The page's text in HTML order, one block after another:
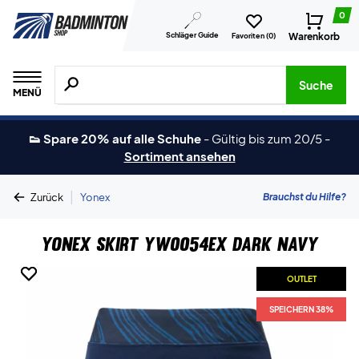
Schläger Guide Favoriten (0)
0
Warenkorb
MENÜ
Suche nach Produkten, Marken usw.
Suche
👟 Spare 20% auf alle Schuhe - Gültig bis zum 20/5 -
Sortiment ansehen
Zurück | Yonex Brauchst du Hilfe?
Yonex Skirt YW0054EX Dark Navy
OUTLET
SPEICHERN 38%
OUTLET
SPEICHERN 38%